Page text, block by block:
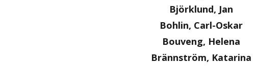
Björklund, Jan
Bohlin, Carl-Oskar
Bouveng, Helena
Brännström, Katarina